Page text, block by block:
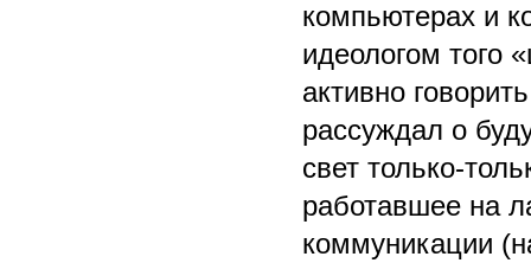
компьютерах и
идеологом того
активно
рассуждал о
свет только-
работавшее на
коммуникации